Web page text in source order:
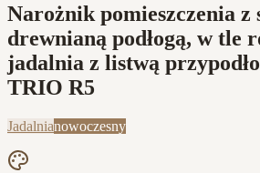
Narożnik pomieszczenia z
drewnianą podłogą, w tle
jadalnia z listwą
TRIO R5
Jadalnianowoczesny